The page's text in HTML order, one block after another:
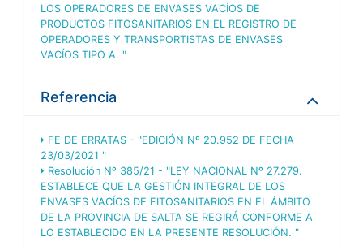
LOS OPERADORES DE ENVASES VACÍOS DE
PRODUCTOS FITOSANITARIOS EN EL REGISTRO DE
OPERADORES Y TRANSPORTISTAS DE ENVASES
VACÍOS TIPO A. "
Referencia
FE DE ERRATAS - "EDICIÓN Nº 20.952 DE FECHA
23/03/2021 "
Resolución Nº 385/21 - "LEY NACIONAL Nº 27.279.
ESTABLECE QUE LA GESTIÓN INTEGRAL DE LOS
ENVASES VACÍOS DE FITOSANITARIOS EN EL ÁMBITO
DE LA PROVINCIA DE SALTA SE REGIRÁ CONFORME A
LO ESTABLECIDO EN LA PRESENTE RESOLUCIÓN. "